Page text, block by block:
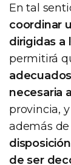
En tal
coordinar
dirigidas a
permitirá
necesaria
provincia,
además
de ser